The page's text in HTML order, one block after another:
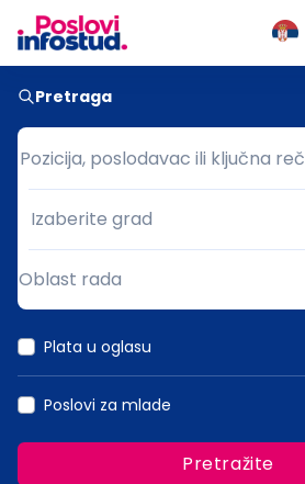
Pretraga
Pozicija, poslodavac ili ključna reč
Pozicija, poslodavac ili ključna reč
Grad
Izaberite grad
Oblast rada
Plata u oglasu
Poslovi za mlade
Pretražite